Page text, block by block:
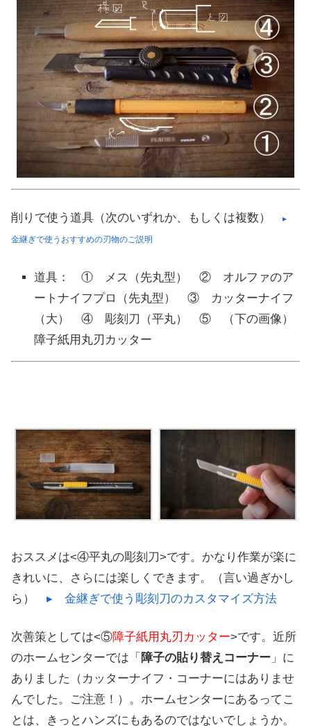
削りで使う道具（次のいずれか、もしくは複数） ▸
金継ぎで使うおすすめの刃物のご説明
道具： ① メス（先丸型） ② オルファのア
ートナイフプロ（先丸型） ③ カッターナイフ
（大） ④ 彫刻刀（平丸） ⑤ （下の画像）
障子紙用丸刃カッター
おススメは<④平丸の彫刻刀>です。かなり作業が楽に
きれいに、さらには楽しくできます。（言い過ぎかし
ら） ▸ 金継ぎで使う彫刻刀のカスタマイズ方法
次善策としては<⑤障子紙用丸刃カッター>です。近所
のホームセンターでは「 障子の貼り替えコーナー 」に
ありました（カッターナイフ・コーナーにはありませ
んでした。ご注意！）。ホームセンターにあるってこ
とは、きっとハンズにもあるのではないでしょうか。